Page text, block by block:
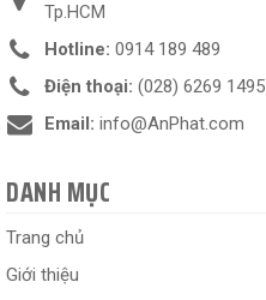
Tp.HCM
Hotline: 0914 189 489
Điện thoại: (028) 6269 1495
Email: info@AnPhat.com
DANH MỤC
Trang chủ
Giới thiệu